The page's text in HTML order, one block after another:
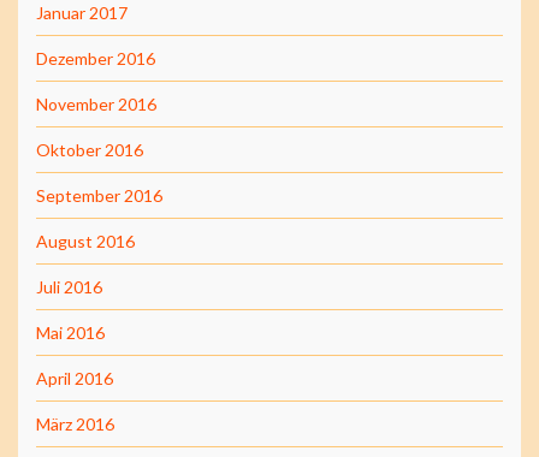
Januar 2017
Dezember 2016
November 2016
Oktober 2016
September 2016
August 2016
Juli 2016
Mai 2016
April 2016
März 2016